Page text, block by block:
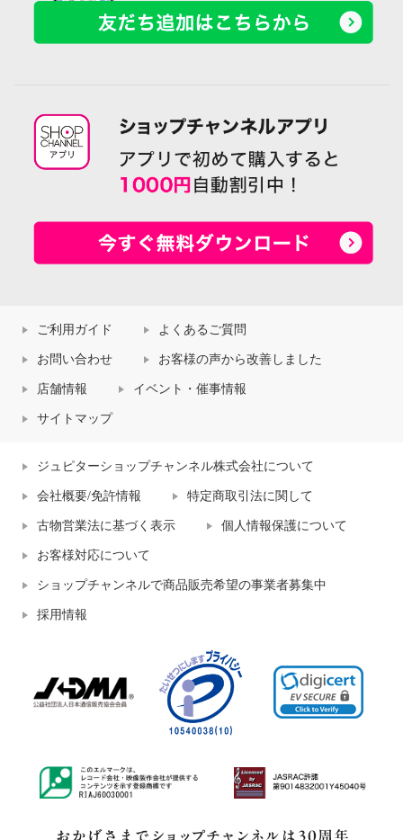
ご利用ガイド よくあるご質問
お問い合わせ お客様の声から改善しました
店舗情報 イベント・催事情報
サイトマップ
ジュピターショップチャンネル株式会社について
会社概要/免許情報 特定商取引法に関して
古物営業法に基づく表示 個人情報保護について
お客様対応について
ショップチャンネルで商品販売希望の事業者募集中
採用情報